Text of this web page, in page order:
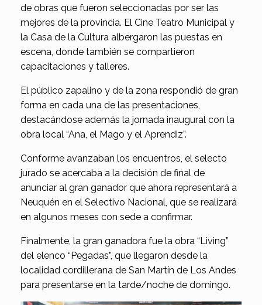
de obras que fueron seleccionadas por ser las
mejores de la provincia. El Cine Teatro Municipal y
la Casa de la Cultura albergaron las puestas en
escena, donde también se compartieron
capacitaciones y talleres.
El público zapalino y de la zona respondió de gran
forma en cada una de las presentaciones,
destacándose además la jornada inaugural con la
obra local “Ana, el Mago y el Aprendiz”.
Conforme avanzaban los encuentros, el selecto
jurado se acercaba a la decisión de final de
anunciar al gran ganador que ahora representará a
Neuquén en el Selectivo Nacional, que se realizará
en algunos meses con sede a confirmar.
Finalmente, la gran ganadora fue la obra “Living”
del elenco “Pegadas”, que llegaron desde la
localidad cordillerana de San Martín de Los Andes
para presentarse en la tarde/noche de domingo.